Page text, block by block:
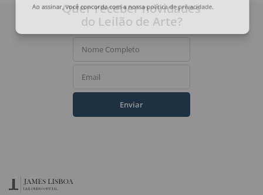
Ao assinar, você concorda com a nossapolítica de privacidade
Quer receber novidades
do Leilão de Arte?
Nome Completo
Email
Enviar